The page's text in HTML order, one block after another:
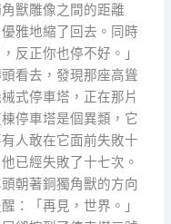
獸雕像之間的距離
雅地縮了回去。同時
反正你也停不好。」
看去，發現那座高聳
式停車塔，正在那片
停車塔是個異類，它
人敢在它面前失敗十
已經失敗了十七次。
朝著銅獨角獸的方向
：「再見，世界。」